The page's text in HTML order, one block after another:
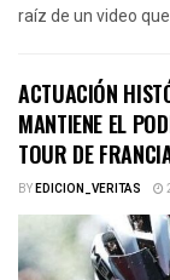
raíz de un video
ACTUACIÓN
MANTIENE EL
TOUR DE
BYEDICION_VERITAS